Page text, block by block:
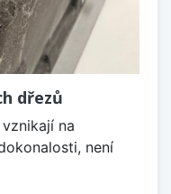
dřezů
na
není